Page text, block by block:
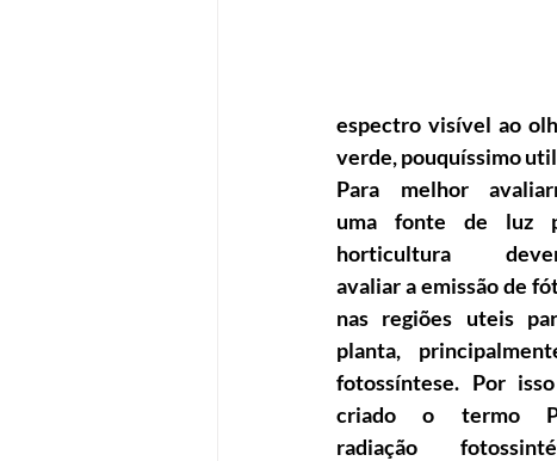
espectro visível ao
verde, pouquíssimo
Para melhor
uma fonte de luz
horticultura
avaliar a emissão de
nas regiões uteis
planta,
fotossíntese. Por
criado o termo
radiação